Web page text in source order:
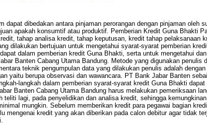
dapat dibedakan antara pinjaman perorangan dengan pinjaman oleh
apakah konsumtif atau produktif. Pemberian Kredit Guna Bhakti
tahap analisa kredit, tahap keputusan, kredit tahap pelaksanaan
dilakukan bertujuan untuk mengetahui syarat-syarat pemberian
dalam pemberian kredit Guna Bhakti, serta untuk mengetahui
Banten Cabang Utama Bandung. Metode yang digunakan penulis
teknik pengumpulan data yang dilakukan penulis adalah
yaitu berupa observasi dan wawancara. PT Bank Jabar Banten
langkah dalam pemberian syarat-syarat kredit Guna Bhakti
Banten Cabang Utama Bandung harus melakukan pemeriksaan
teliti lagi, pada penyelidikan dan analisa kredit, sehingga
mungkin. Sebelum memberikan kredit para pegawai bagian
mengenai kredit yang akan diberikan pada calon debitur agar tidak